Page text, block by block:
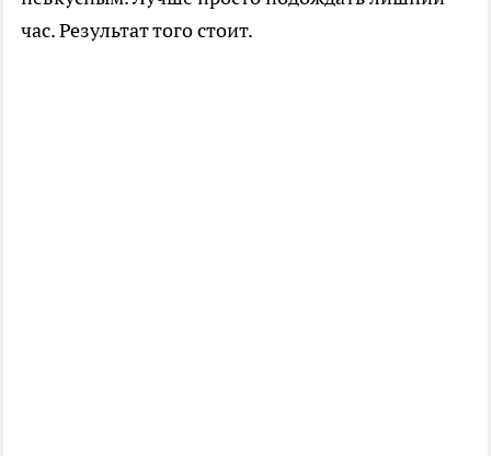
час. Результат того стоит.